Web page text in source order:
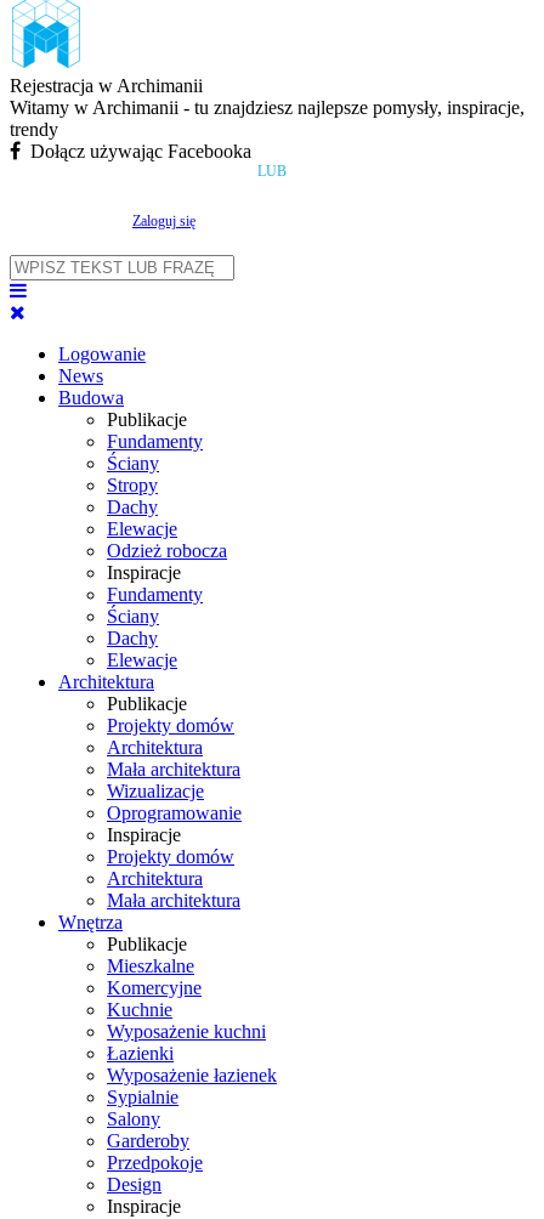
Rejestracja w Archimanii
Witamy w Archimanii - tu znajdziesz najlepsze pomysły, inspiracje,
trendy
Dołącz używając Facebooka
LUB
Zaloguj się
Logowanie
News
Budowa
Publikacje
Fundamenty
Ściany
Stropy
Dachy
Elewacje
Odzież robocza
Inspiracje
Fundamenty
Ściany
Dachy
Elewacje
Architektura
Publikacje
Projekty domów
Architektura
Mała architektura
Wizualizacje
Oprogramowanie
Inspiracje
Projekty domów
Architektura
Mała architektura
Wnętrza
Publikacje
Mieszkalne
Komercyjne
Kuchnie
Wyposażenie kuchni
Łazienki
Wyposażenie łazienek
Sypialnie
Salony
Garderoby
Przedpokoje
Design
Inspiracje